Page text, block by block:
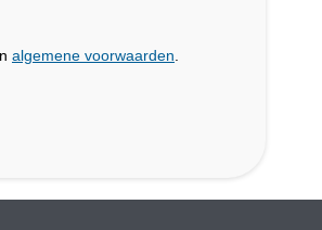
algemene voorwaarden.